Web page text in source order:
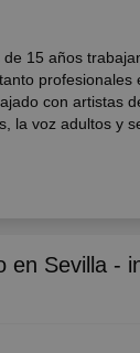
15 años
profesionales
con artistas
la voz adultos y
de la voz,
en Sevilla -